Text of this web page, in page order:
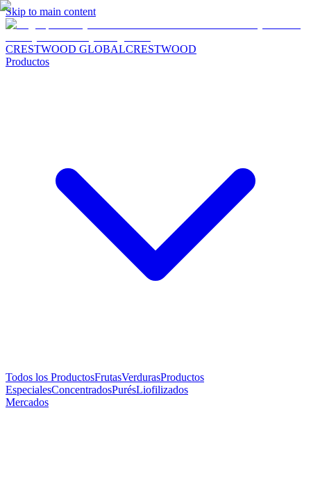
Skip to main content
CRESTWOOD GLOBALCRESTWOOD
Productos
Todos los ProductosFrutasVerdurasProductos
EspecialesConcentradosPurésLiofilizados
Mercados